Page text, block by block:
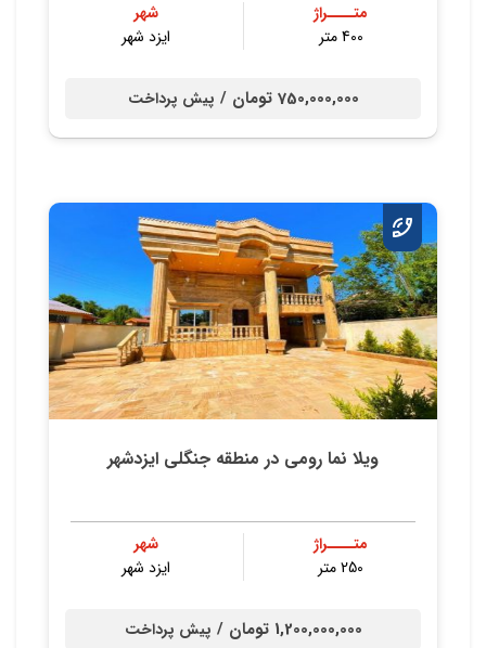
متــــراژ
400 متر
شهر
ایزد شهر
750,000,000 تومان / پیش پرداخت
ویلا نما رومي در منطقه جنگلي ایزدشهر
متــــراژ
250 متر
شهر
ایزد شهر
1,200,000,000 تومان / پیش پرداخت